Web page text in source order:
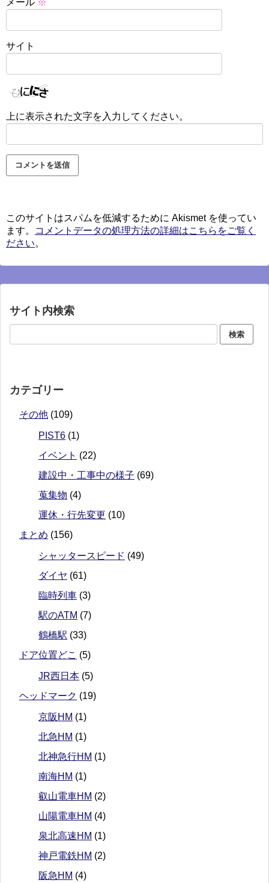
メール ※
サイト
上に表示された文字を入力してください。
このサイトはスパムを低減するために Akismet を使ってい
ます。
コメントデータの処理方法の詳細はこちらをご覧く
ださい。
サイト内検索
カテゴリー
その他 (109)
PIST6 (1)
イベント (22)
建設中・工事中の様子 (69)
蒐集物 (4)
運休・行先変更 (10)
まとめ (156)
シャッタースピード (49)
ダイヤ (61)
臨時列車 (3)
駅のATM (7)
鶴橋駅 (33)
ドア位置どこ (5)
JR西日本 (5)
ヘッドマーク (19)
京阪HM (1)
北急HM (1)
北神急行HM (1)
南海HM (1)
叡山電車HM (2)
山陽電車HM (4)
泉北高速HM (1)
神戸電鉄HM (2)
阪急HM (4)